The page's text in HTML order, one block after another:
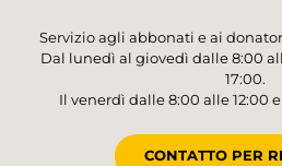
Servizio agli abbonati e ai
Dal lunedì al giovedì dalle 8:00
17:00.
Il venerdì dalle 8:00 alle 12:00
CONTATTO PER